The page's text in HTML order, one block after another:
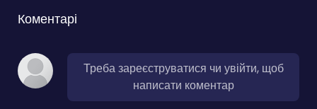
Коментарі
Треба зареєструватися чи увійти, щоб
написати коментар